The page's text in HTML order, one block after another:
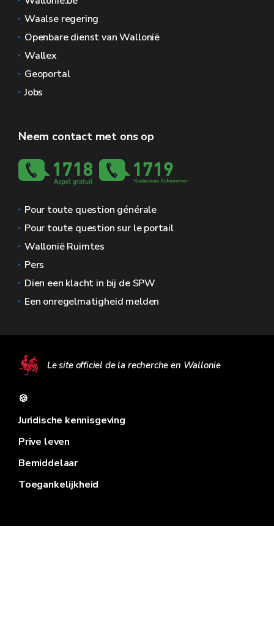
Waalse regering
Openbare dienst van Wallonië
Wallex
Geoportal
Jobs
Neem contact met ons op
Pour toute question générale
Pour toute question sur le portail
Wallonië Ruimtes
Pers
Dien een klacht in bij de SPW
Een onregelmatigheid melden
Le site officiel de la recherche en Wallonie
🍪
Juridische kennisgeving
Prive leven
Bemiddelaar
Toegankelijkheid